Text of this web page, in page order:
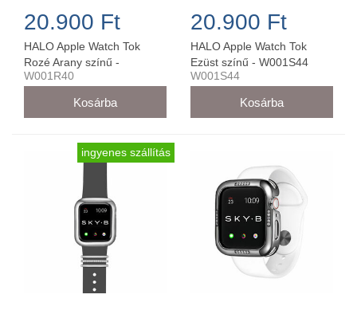
20.900 Ft
HALO Apple Watch Tok
Rozé Arany színű -
W001R40
W001R40
20.900 Ft
HALO Apple Watch Tok
Ezüst színű - W001S44
W001S44
ingyenes szállítás